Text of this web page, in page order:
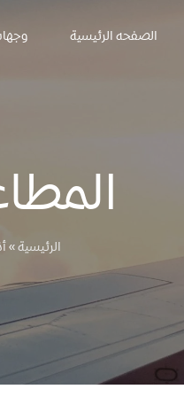
الصفحه الرئيسية
الرئيسية»